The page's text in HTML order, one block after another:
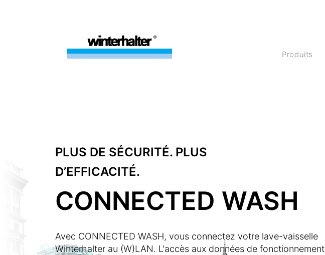
produits
PLUS DE SÉCURITÉ. PLUS
D’EFFICACITÉ.
CONNECTED WASH
Avec CONNECTED WASH, vous connectez votre lave-vaisselle
Winterhalter au (W)LAN. L'accès aux données de fonctionnement